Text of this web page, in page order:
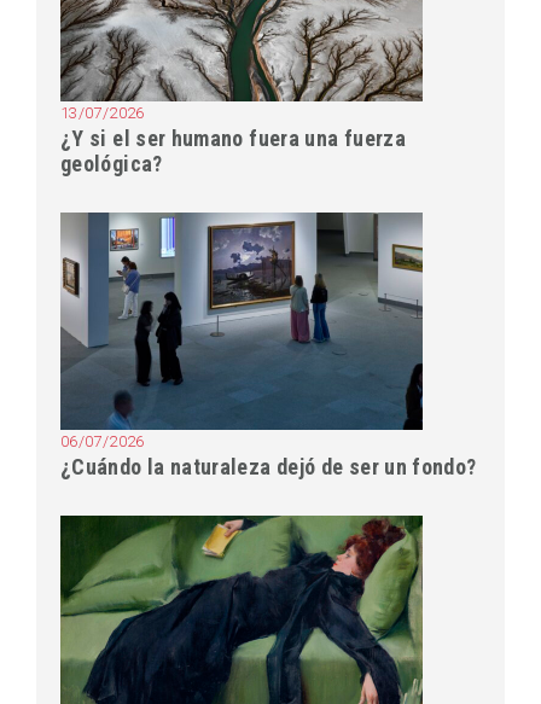
13/07/2026
¿Y si el ser humano fuera una fuerza
geológica?
06/07/2026
¿Cuándo la naturaleza dejó de ser un fondo?